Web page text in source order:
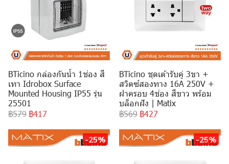
BTicino กล่องกันน้ำ 1ช่อง สี
เทา Idrobox Surface
Mounted Housing IP55 รุ่น
25501
฿579 ฿417
BTicino ชุดเต้ารับคู่ 3ขา +
สวิตซ์สองทาง 16A 250V +
ฝาครอบ 4ช่อง สีขาว พร้อม
บล็อกฝัง | Matix
฿569 ฿427
-25% -25%